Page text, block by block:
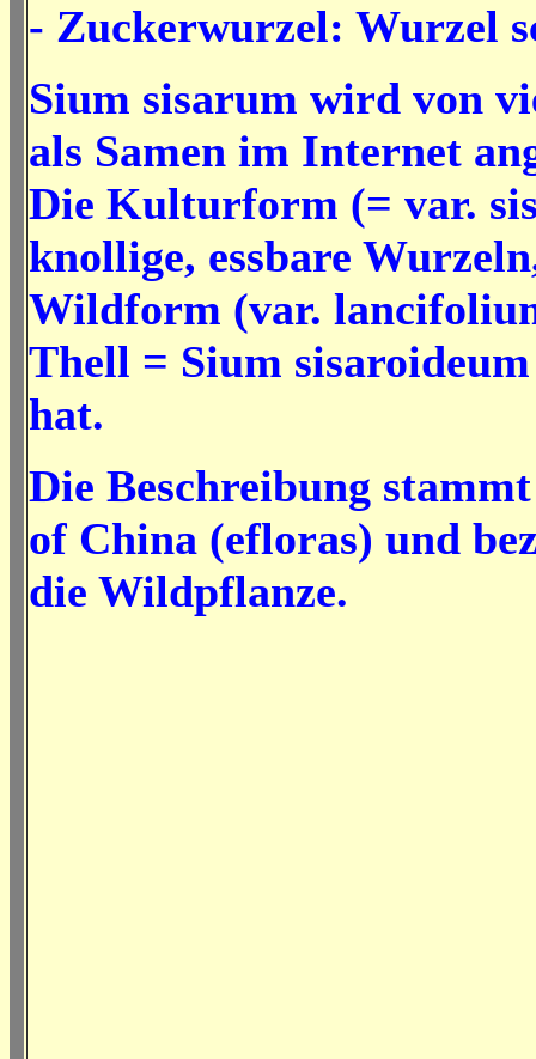
- Zuckerwurzel: Wurzel
Sium sisarum wird von
als Samen im Internet
Die Kulturform (= var.
knollige, essbare
Wildform (var.
Thell = Sium
hat.
Die Beschreibung
of China (efloras) und
die Wildpflanze.